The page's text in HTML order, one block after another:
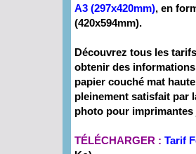
A3 (297x420mm), en
(420x594mm).
Découvrez tous les
obtenir des
papier couché mat
pleinement satisfait par
photo pour imprimantes
TÉLÉCHARGER : Tarif